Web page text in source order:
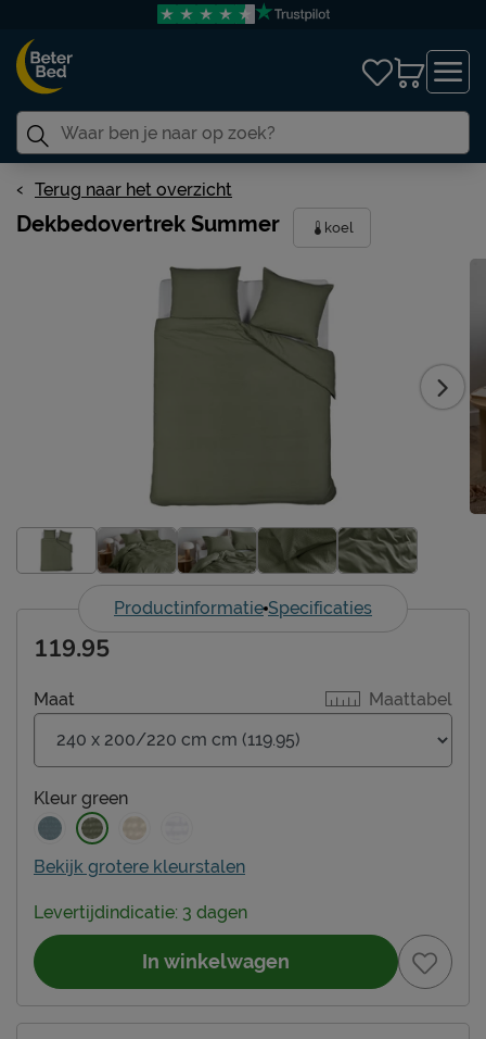
Terug naar het overzicht
Dekbedovertrek Summer koel
Productinformatie Specificaties
Maattabel
Maat
Kleur green
Bekijk grotere kleurstalen
119.95
Levertijdindicatie: 3 dagen
In winkelwagen